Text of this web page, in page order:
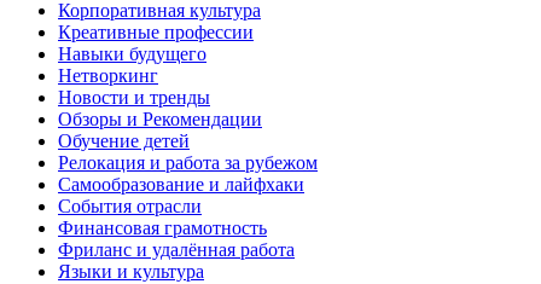
Корпоративная культура
Креативные профессии
Навыки будущего
Нетворкинг
Новости и тренды
Обзоры и Рекомендации
Обучение детей
Релокация и работа за рубежом
Самообразование и лайфхаки
События отрасли
Финансовая грамотность
Фриланс и удалённая работа
Языки и культура